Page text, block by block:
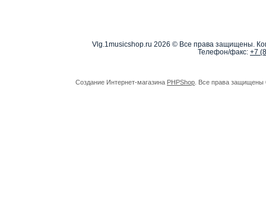
Vlg.1musicshop.ru 2026 © Все права защищены.
Телефон/факс: +7
Создание Интернет-магазина PHPShop . Все права защищены